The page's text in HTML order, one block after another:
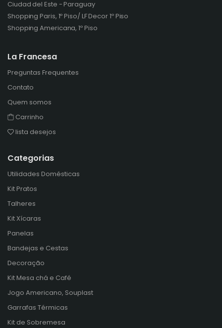
Ciudad del Este - Paraguay
Shopping Paris, 1º Piso/ LF Decor 1º Piso
Shopping Americana, 1º Piso
La Francesa
Preguntas Frequentes
Contato
Quem somos
Carrinho
lista desejos
Categorias
Utilidades Domésticas
Kit Pratos
Talheres
Kit Xícaras
Panelas
Bandejas e Cestas
Decoração
Kit Mesa chá e Café
Jogo Americano, Souplast
Garrafas Térmicas
Kit de Sobremesa